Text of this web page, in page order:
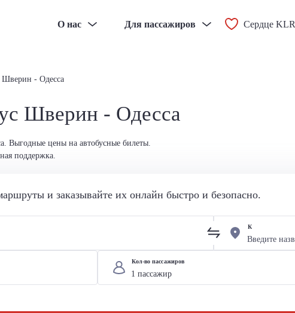
О нас Для пассажиров Сердце KLR
Шверин - Одесса
Шверин - Одесса
Выгодные цены на автобусные билеты.
поддержка.
и заказывайте их онлайн быстро и безопасно.
К
Кол-во пассажиров